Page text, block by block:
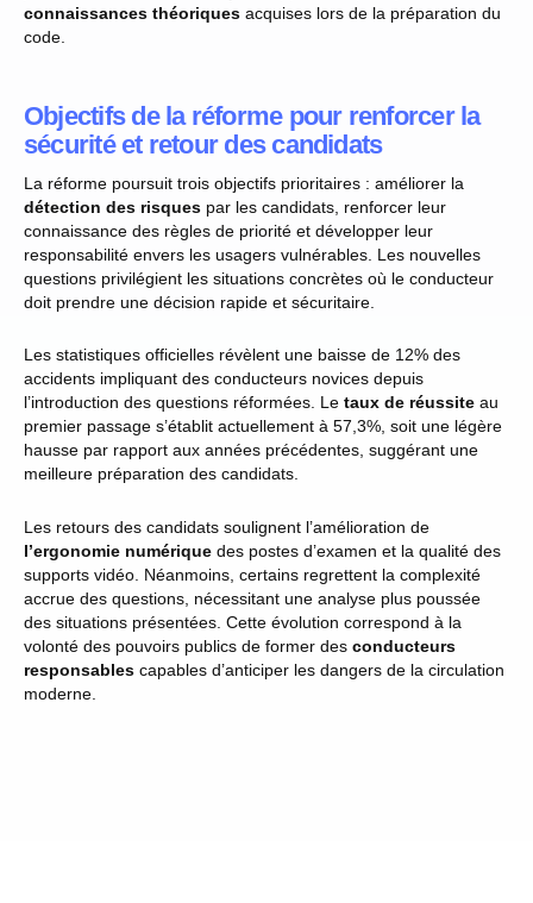
connaissances théoriques acquises lors de la préparation du
code.
Objectifs de la réforme pour renforcer la
sécurité et retour des candidats
La réforme poursuit trois objectifs prioritaires : améliorer la
détection des risques par les candidats, renforcer leur
connaissance des règles de priorité et développer leur
responsabilité envers les usagers vulnérables. Les nouvelles
questions privilégient les situations concrètes où le conducteur
doit prendre une décision rapide et sécuritaire.
Les statistiques officielles révèlent une baisse de 12% des
accidents impliquant des conducteurs novices depuis
l’introduction des questions réformées. Le taux de réussite au
premier passage s’établit actuellement à 57,3%, soit une légère
hausse par rapport aux années précédentes, suggérant une
meilleure préparation des candidats.
Les retours des candidats soulignent l’amélioration de
l’ergonomie numérique des postes d’examen et la qualité des
supports vidéo. Néanmoins, certains regrettent la complexité
accrue des questions, nécessitant une analyse plus poussée
des situations présentées. Cette évolution correspond à la
volonté des pouvoirs publics de former des conducteurs
responsables capables d’anticiper les dangers de la circulation
moderne.